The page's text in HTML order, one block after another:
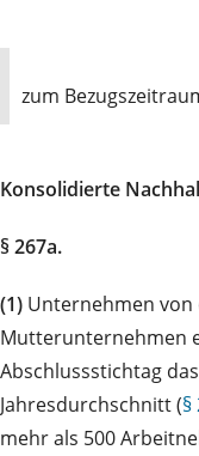
zum
Konsolidierte
§ 267a.
(1) Unternehmen
Mutterunternehmen
Abschlussstichtag
Jahresdurchschnitt (§
mehr als 500